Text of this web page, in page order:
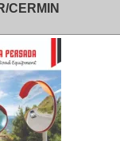
CERMIN